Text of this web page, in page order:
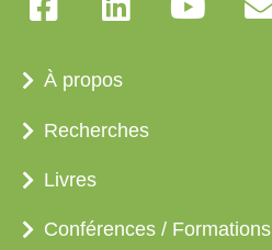
À propos
Recherches
Livres
Conférences / Formations